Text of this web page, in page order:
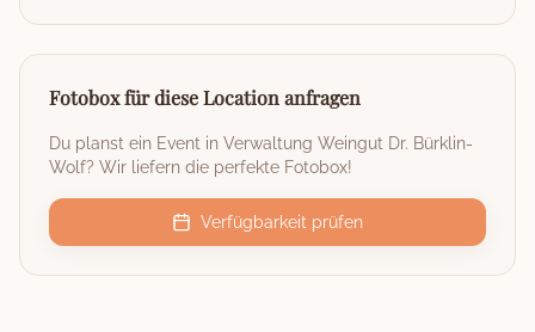
Fotobox für diese Location anfragen
Du planst ein Event in Verwaltung Weingut Dr. Bürklin-
Wolf? Wir liefern die perfekte Fotobox!
Verfügbarkeit prüfen